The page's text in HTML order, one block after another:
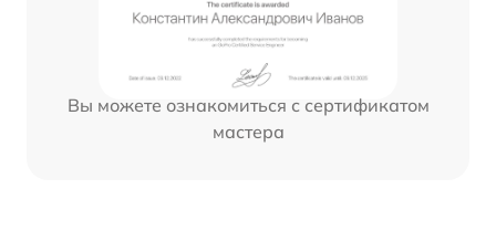
Вы можете ознакомиться с сертификатом
мастера